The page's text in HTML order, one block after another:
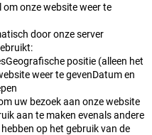
om onze website weer te
door onze server
positie (alleen het
weer te gevenDatum en
uw bezoek aan onze website
aan te maken evenals andere
op het gebruik van de